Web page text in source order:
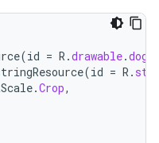
(id = R .drawable.dog
(id = R .
.Crop,